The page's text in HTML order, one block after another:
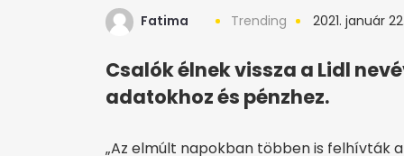
Fatima Trending 2021. január
Csalók élnek vissza a Lidl
adatokhoz és pénzhez.
„Az elmúlt napokban többen is felhívták